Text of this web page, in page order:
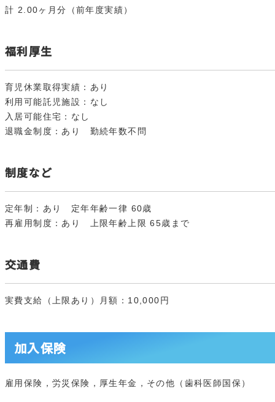
計 2.00ヶ月分（前年度実績）
福利厚生
育児休業取得実績：あり
利用可能託児施設：なし
入居可能住宅：なし
退職金制度：あり 勤続年数不問
制度など
定年制：あり 定年年齢一律 60歳
再雇用制度：あり 上限年齢上限 65歳まで
交通費
実費支給（上限あり）月額：10,000円
加入保険
雇用保険，労災保険，厚生年金，その他（歯科医師国保）